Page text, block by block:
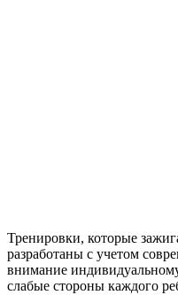
Тренировки, которые
разработаны с учетом
внимание
слабые стороны каждого